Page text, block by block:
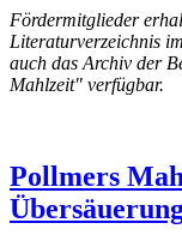
Fördermitglieder
Literaturverzeichnis im
auch das Archiv der
Mahlzeit" verfügbar.
Pollmers